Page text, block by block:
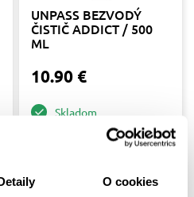
O cookies
UNPASS BEZVODÝ
ČISTIČ ADDICT / 500
ML
10.90 €
Skladom